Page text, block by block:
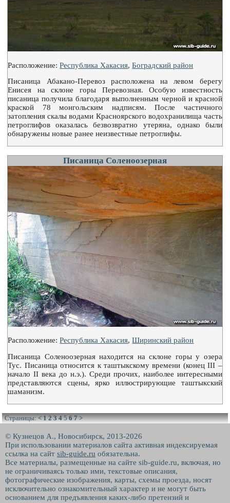
Расположение:Республика Хакасия,Боградский район
Писаница Абакано-Перевоз расположена на левом берегу
Енисея на склоне горы Перевозная. Особую известность
писаница получила благодаря выполненным черной и красной
краской 78 монгольским надписям. После частичного
затопления скалы водами Красноярского водохранилища часть
петроглифов оказалась безвозвратно утеряна, однако были
обнаружены новые ранее неизвестные петроглифы.
Писаница Соленоозерная
Расположение:Республика Хакасия,Ширинский район
Писаница Соленоозерная находится на склоне горы у озера
Тус. Писаница относится к таштыкскому времени (конец III –
начало II века до н.э.). Среди прочих, наиболее интересными
представляются сцены, ярко иллюстрирующие таштыкский
шаманизм.
Страницы:< 1 2 3 4 5 6 7 >
© Кузнецов А., Новосибирск, 2013-2026
При использовании материалов сайта активная индексируемая
ссылка на сайт sib-guide.ru обязательна.
Все материалы, размещенные на сайте sib-guide.ru, включая, но
не ограничиваясь только ими, текстовые описания,
фотографические изображения, карты, схемы проезда, носят
исключительно ознакомительный характер и не могут быть
основанием для предъявления каких-либо претензий и